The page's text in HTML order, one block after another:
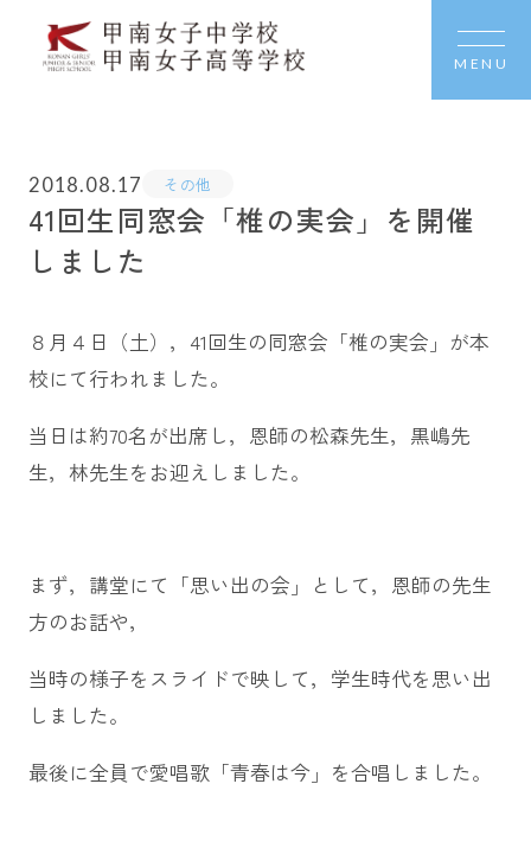
MENU
2018.08.17 その他
41回生同窓会「椎の実会」を開催
しました
８月４日（土），41回生の同窓会「椎の実会」が本
校にて行われました。
当日は約70名が出席し，恩師の松森先生，黒嶋先
生，林先生をお迎えしました。
まず，講堂にて「思い出の会」として，恩師の先生
方のお話や，
当時の様子をスライドで映して，学生時代を思い出
しました。
最後に全員で愛唱歌「青春は今」を合唱しました。